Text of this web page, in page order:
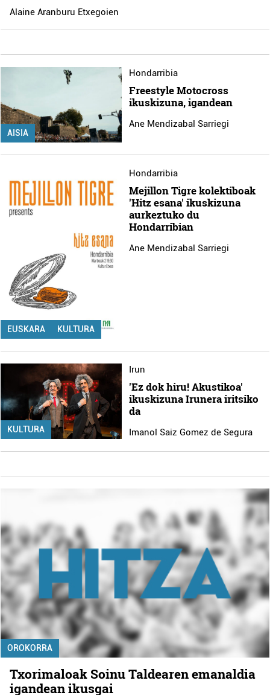
Alaine Aranburu Etxegoien
AISIA
Hondarribia
Freestyle Motocross
ikuskizuna, igandean
Ane Mendizabal Sarriegi
EUSKARA KULTURA
Hondarribia
Mejillon Tigre kolektiboak
'Hitz esana' ikuskizuna
aurkeztuko du
Hondarribian
Ane Mendizabal Sarriegi
KULTURA
Irun
'Ez dok hiru! Akustikoa'
ikuskizuna Irunera iritsiko
da
Imanol Saiz Gomez de Segura
OROKORRA
Txorimaloak Soinu Taldearen emanaldia
igandean ikusgai